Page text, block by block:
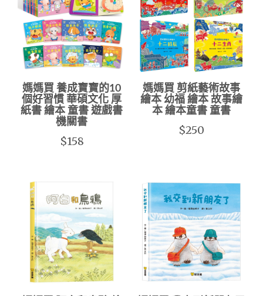
媽媽買 養成寶寶的10
個好習慣 華碩文化 厚
紙書 繪本 童書 遊戲書
機關書
$158
媽媽買 剪紙藝術故事
繪本 幼福 繪本 故事繪
本 繪本童書 童書
$250